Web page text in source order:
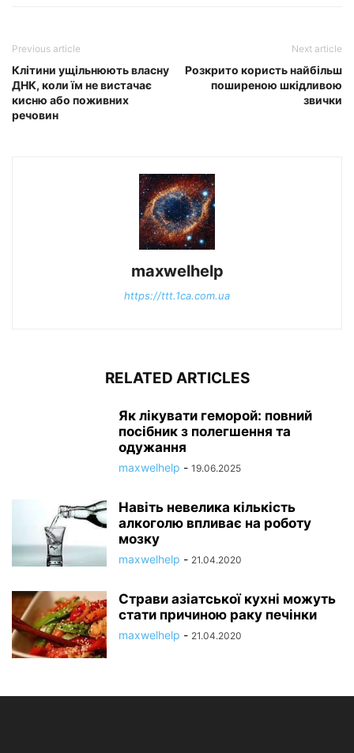
Previous article
Клітини ущільнюють власну
ДНК, коли їм не вистачає
кисню або поживних
речовин
Next article
Розкрито користь найбільш
поширеною шкідливою
звички
maxwelhelp
https://ttt.1ca.com.ua
RELATED ARTICLES
Як лікувати геморой: повний
посібник з полегшення та
одужання
maxwelhelp - 19.06.2025
Навіть невелика кількість
алкоголю впливає на роботу
мозку
maxwelhelp - 21.04.2020
Страви азіатської кухні можуть
стати причиною раку печінки
maxwelhelp - 21.04.2020